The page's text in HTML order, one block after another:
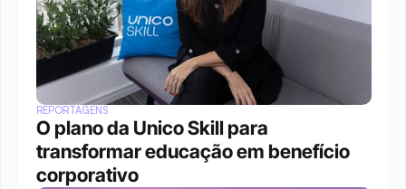
REPORTAGENS
O plano da Unico Skill para
transformar educação em benefício
corporativo